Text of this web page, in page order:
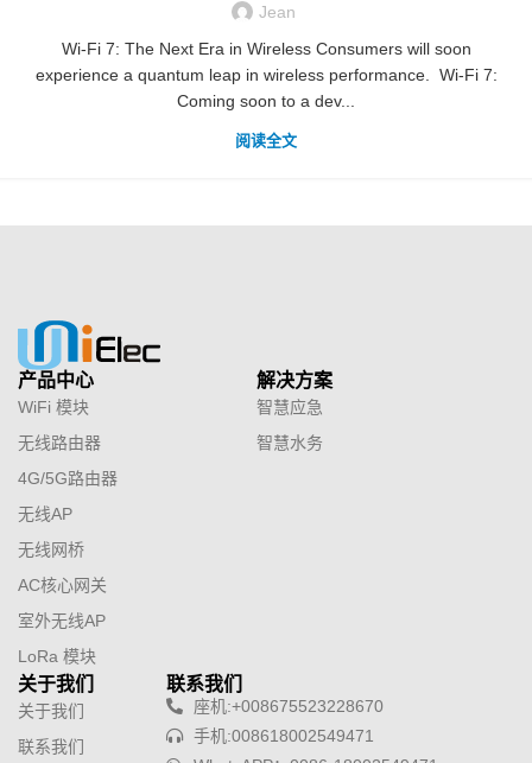
Jean
Wi-Fi 7: The Next Era in Wireless Consumers will soon
experience a quantum leap in wireless performance. Wi-Fi 7:
Coming soon to a dev...
阅读全文
产品中心
WiFi 模块
无线路由器
4G/5G路由器
无线AP
无线网桥
AC核心网关
室外无线AP
LoRa 模块
解决方案
智慧应急
智慧水务
关于我们
关于我们
联系我们
联系我们
座机:+008675523228670
手机:008618002549471